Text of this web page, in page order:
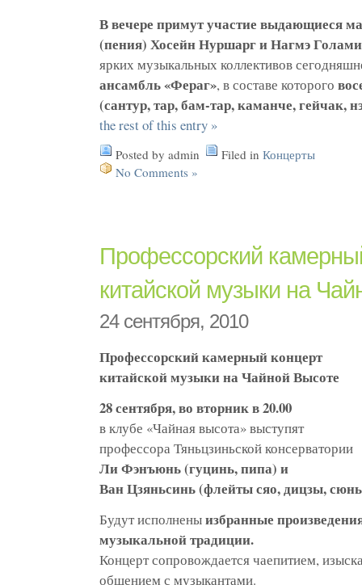
В вечере примут участие выдающиеся
(пения) Хосейн Нуршарг и Нагмэ Голами
ярких музыкальных коллективов
ансамбль «Фераг», в составе которого
(сантур, тар, бам-тар, каманче, гейчак,
the rest of this entry »
Posted by admin Filed in Концерты
No Comments »
Профессорский
китайской музыки на
24 сентября, 2010
Профессорский камерный концерт
китайской музыки на Чайной Высоте
28 сентября, во вторник в 20.00
в клубе «Чайная высота» выступят
профессора Тяньцзиньской консерватории
Ли Фэнъюнь (гуцинь, пипа) и
Ван Цзяньсинь (флейты сяо, дицзы,
Будут исполненыизбранные
музыкальной традиции.
Концерт сопровождается чаепитием,
общением с музыкантами.